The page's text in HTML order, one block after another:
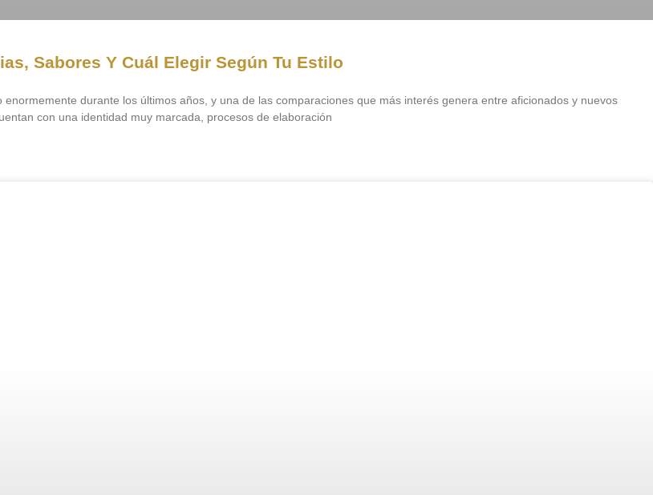
Sabores Y Cuál Elegir Según Tu Estilo
durante los últimos años, y una de las comparaciones que más interés genera entre aficionados y nuevos
con una identidad muy marcada, procesos de elaboración